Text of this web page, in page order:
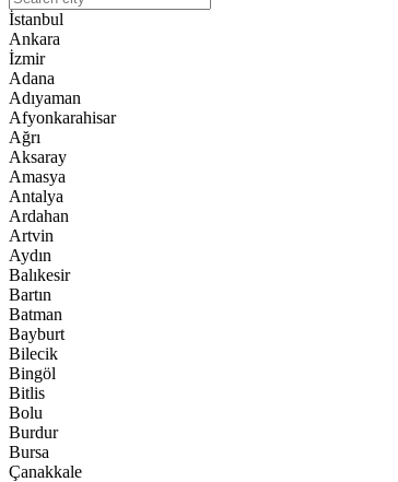
İstanbul
Ankara
İzmir
Adana
Adıyaman
Afyonkarahisar
Ağrı
Aksaray
Amasya
Antalya
Ardahan
Artvin
Aydın
Balıkesir
Bartın
Batman
Bayburt
Bilecik
Bingöl
Bitlis
Bolu
Burdur
Bursa
Çanakkale